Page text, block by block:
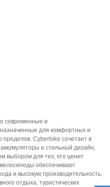
современные и
для комфортных и
пределов. Cyberbike сочетает в
и стильный дизайн,
выбором для тех, кто ценит
обеспечивают
и высокую производительность,
отдыха, туристических